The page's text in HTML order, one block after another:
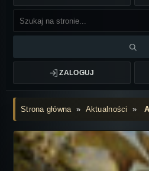
ZALOGUJ
Strona główna» Aktualności »